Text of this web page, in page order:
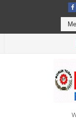
Orang, Berikut